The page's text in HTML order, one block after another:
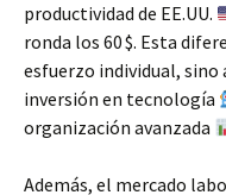
productividad de EE.UU.
ronda los 60 $. Esta
esfuerzo individual, sino
inversión en tecnología
organización avanzada
Además, el mercado